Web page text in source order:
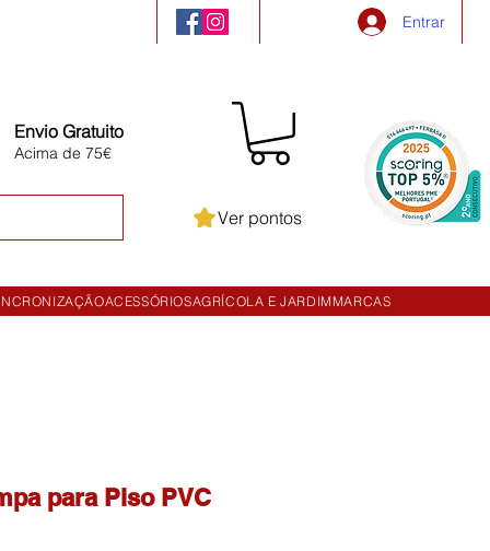
Entrar
Envio Gratuito
Acima de 75€
Ver pontos
ACESSÓRIOSAGRÍCOLA E JARDIM MARCAS
para Piso PVC